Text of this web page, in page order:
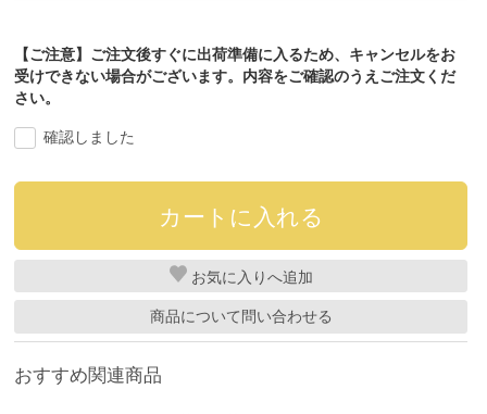
【ご注意】ご注文後すぐに出荷準備に入るため、キャンセルをお
受けできない場合がございます。内容をご確認のうえご注文くだ
さい。
確認しました
お気に入り
商品について問い合わせる
おすすめ関連商品